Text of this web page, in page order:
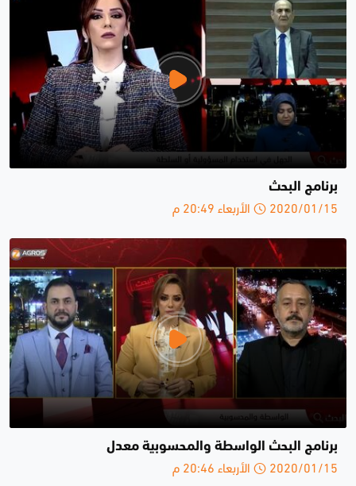
برنامج البحث
2020/01/15 الأربعاء 20:49 م
برنامج البحث الواسطة والمحسوبية معدل
2020/01/15 الأربعاء 20:46 م